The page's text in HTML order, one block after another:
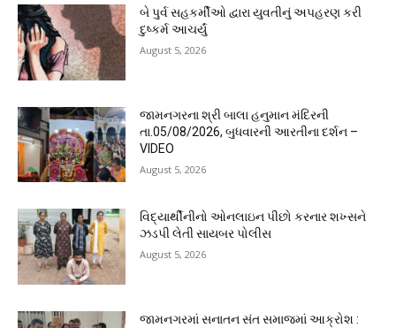
બે પુર્વ સહકર્મીઓ દ્વારા યુવતીનું અપહરણ કરી
દુષ્કર્મ આચર્યું
August 5, 2026
જામનગરના શ્રી બાલા હનુમાન મંદિરની
તા.05/08/2026, બુધવારની આરતીના દર્શન –
VIDEO
August 5, 2026
વિદ્યાર્થીનીનો ઓનલાઇન પીછો કરનાર શખ્સને
ઝડપી લેતી સાયબર પોલીસ
August 5, 2026
જામનગરમાં સનાતન સંત સમાજમાં આક્રોશ :